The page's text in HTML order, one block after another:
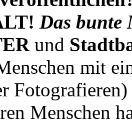
Das bunte
und
mit
Menschen